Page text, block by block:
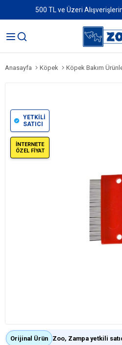
500 TL ve Üzeri
Anasayfa Köpek Köpek Bakım
YETKİLİ
SATICI
İNTERNETE
ÖZEL FİYAT
Orijinal Ürün Zoo, Zampa yetkili